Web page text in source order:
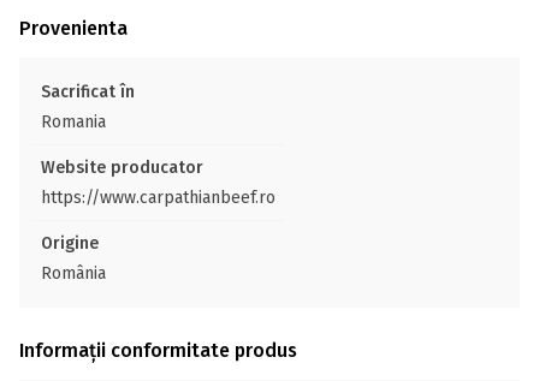
Provenienta
Sacrificat în
Romania
Website producator
https://www.carpathianbeef.ro
Origine
România
Informații conformitate produs